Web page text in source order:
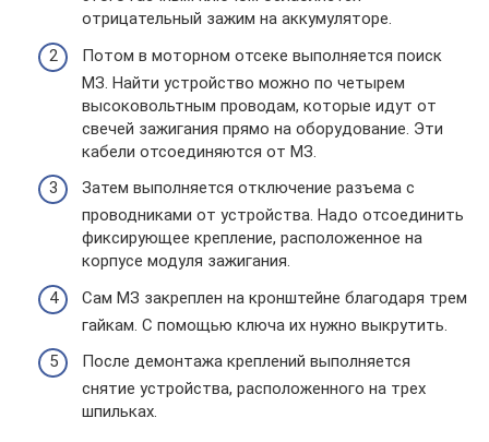
отрицательный зажим на аккумуляторе.
Потом в моторном отсеке выполняется поиск
МЗ. Найти устройство можно по четырем
высоковольтным проводам, которые идут от
свечей зажигания прямо на оборудование. Эти
кабели отсоединяются от МЗ.
Затем выполняется отключение разъема с
проводниками от устройства. Надо отсоединить
фиксирующее крепление, расположенное на
корпусе модуля зажигания.
Сам МЗ закреплен на кронштейне благодаря трем
гайкам. С помощью ключа их нужно выкрутить.
После демонтажа креплений выполняется
снятие устройства, расположенного на трех
шпильках.